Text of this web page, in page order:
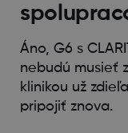
Áno, G6 s
nebudú musieť
klinikou už
pripojiť znova.